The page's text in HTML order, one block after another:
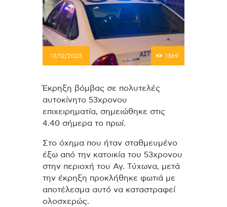
13/12/2023 1369
Έκρηξη βόμβας σε πολυτελές
αυτοκίνητο 53χρονου
επιχειρηματία, σημειώθηκε στις
4.40 σήμερα το πρωί.
Στο όχημα που ήταν σταθμευμένο
έξω από την κατοικία του 53χρονου
στην περιοχή του Αγ. Τύχωνα, μετά
την έκρηξη προκλήθηκε φωτιά με
αποτέλεσμα αυτό να καταστραφεί
ολοσχερώς.